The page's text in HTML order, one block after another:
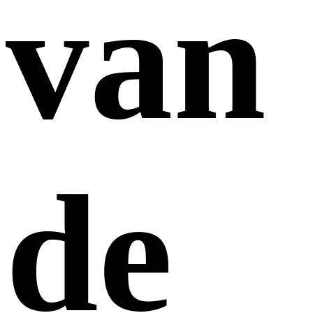
van
de